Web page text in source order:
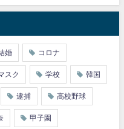
婚 コロナ
スク 学校 韓国
逮捕 高校野球
甲子園